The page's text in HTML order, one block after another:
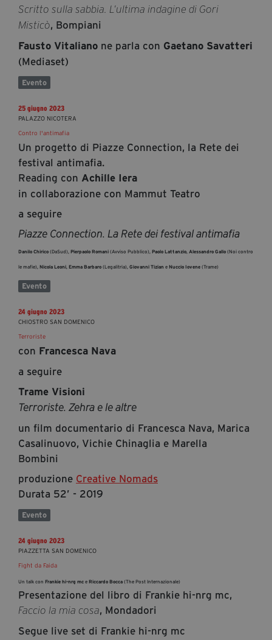
Scritto sulla sabbia. L’ultima indagine di Gori
Misticò, Bompiani
Fausto Vitaliano ne parla con Gaetano Savatteri
(Mediaset)
Evento
25 giugno 2023
PALAZZO NICOTERA
Contro l'antimafia
Un progetto di Piazze Connection, la Rete dei
festival antimafia.
Reading con Achille Iera
in collaborazione con Mammut Teatro
a seguire
Piazze Connection. La Rete dei festival antimafia
Danilo Chirico (DaSud), Pierpaolo Romani (Avviso Pubblico), Paolo Lattanzio, Alessandro Gallo (Noi contro
le mafie), Nicola Leoni, Emma Barbaro (Legalitria), Giovanni Tizian e Nuccio Iovene (Trame)
Evento
24 giugno 2023
CHIOSTRO SAN DOMENICO
Terroriste
con Francesca Nava
a seguire
Trame Visioni
Terroriste. Zehra e le altre
un film documentario di Francesca Nava, Marica
Casalinuovo, Vichie Chinaglia e Marella
Bombini
produzione Creative Nomads
Durata 52’ - 2019
Evento
24 giugno 2023
PIAZZETTA SAN DOMENICO
Fight da Faida
Un talk con Frankie hi-nrg mc e Riccardo Bocca (The Post Internazionale)
Presentazione del libro di Frankie hi-nrg mc,
Faccio la mia cosa, Mondadori
Segue live set di Frankie hi-nrg mc